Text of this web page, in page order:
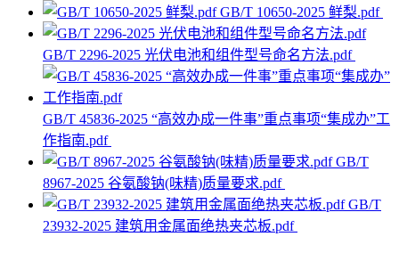
GB/T 10650-2025 鲜梨.pdf
GB/T 2296-2025 光伏电池和组件型号命名方法.pdf
GB/T 45836-2025 “高效办成一件事”重点事项“集成办”工
作指南.pdf
GB/T
8967-2025 谷氨酸钠(味精)质量要求.pdf
GB/T
23932-2025 建筑用金属面绝热夹芯板.pdf